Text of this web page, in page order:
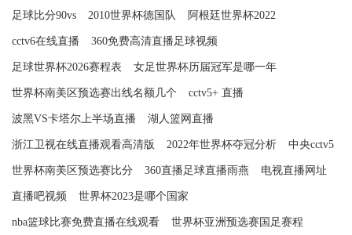
足球比分90vs 2010世界杯德国队 阿根廷世界杯2022
cctv6在线直播 360免费高清直播足球视频
足球世界杯2026赛程表 女足世界杯历届冠军是哪一年
世界杯南美区预选赛出线名额几个 cctv5+ 直播
波黑VS卡塔尔上半场直播 湖人篮网直播
浙江卫视在线直播观看高清版 2022年世界杯夺冠分析 中央cctv5
世界杯南美区预选赛比分 360直播足球直播雨燕 电视直播网址
直播吧视频 世界杯2023是哪个国家
nba篮球比赛免费直播在线观看 世界杯亚洲预选赛国足赛程